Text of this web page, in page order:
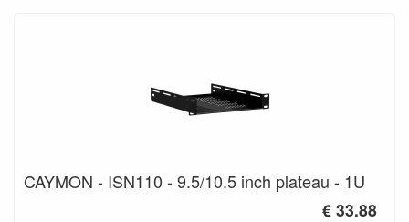
CAYMON - ISN110 - 9.5/10.5 inch plateau - 1U
€ 33.88